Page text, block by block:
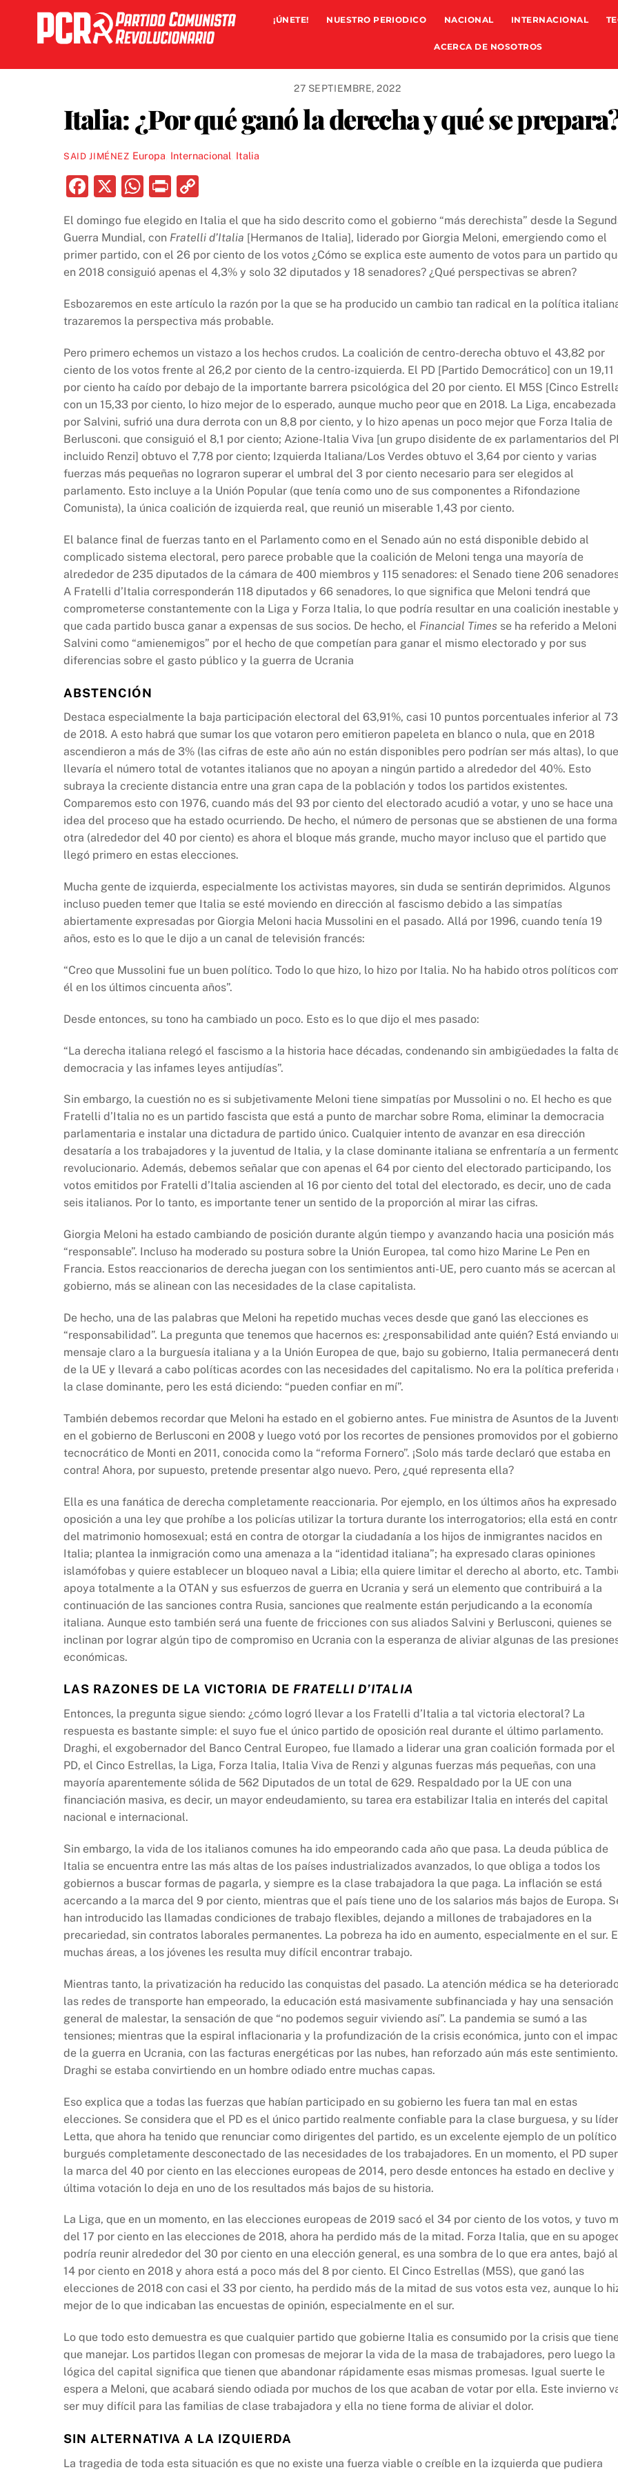
content
¡ÚNETE! NUESTRO PERIODICO NACIONAL INTERNACIONAL
ACERCA DE NOSOTROS
27 SEPTIEMBRE, 2022
Italia: ¿Por qué ganó la derecha y qué se
SAID JIMÉNEZ Europa Internacional, Italia
F
c
e
b
o
o
X
W
at
s
A
p
p
P
nt p
y
Li
n
k
El domingo fue elegido en Italia el que ha sido descrito como el gobierno “más derechista” desde la
Guerra Mundial, con Fratelli d’Italia [Hermanos de Italia], liderado por Giorgia Meloni, emergiendo como el
primer partido, con el 26 por ciento de los votos ¿Cómo se explica este aumento de votos para un partido
en 2018 consiguió apenas el 4,3% y solo 32 diputados y 18 senadores? ¿Qué perspectivas se abren?
Esbozaremos en este artículo la razón por la que se ha producido un cambio tan radical en la política
trazaremos la perspectiva más probable.
Pero primero echemos un vistazo a los hechos crudos. La coalición de centro-derecha obtuvo el 43,82 por
ciento de los votos frente al 26,2 por ciento de la centro-izquierda. El PD [Partido Democrático] con un 19,11
por ciento ha caído por debajo de la importante barrera psicológica del 20 por ciento. El M5S [Cinco
con un 15,33 por ciento, lo hizo mejor de lo esperado, aunque mucho peor que en 2018. La Liga, encabezada
por Salvini, sufrió una dura derrota con un 8,8 por ciento, y lo hizo apenas un poco mejor que Forza Italia de
Berlusconi. que consiguió el 8,1 por ciento; Azione-Italia Viva [un grupo disidente de ex parlamentarios del
incluido Renzi] obtuvo el 7,78 por ciento; Izquierda Italiana/Los Verdes obtuvo el 3,64 por ciento y varias
fuerzas más pequeñas no lograron superar el umbral del 3 por ciento necesario para ser elegidos al
parlamento. Esto incluye a la Unión Popular (que tenía como uno de sus componentes a Rifondazione
Comunista), la única coalición de izquierda real, que reunió un miserable 1,43 por ciento.
El balance final de fuerzas tanto en el Parlamento como en el Senado aún no está disponible debido al
complicado sistema electoral, pero parece probable que la coalición de Meloni tenga una mayoría de
alrededor de 235 diputados de la cámara de 400 miembros y 115 senadores: el Senado tiene 206
A Fratelli d’Italia corresponderán 118 diputados y 66 senadores, lo que significa que Meloni tendrá que
comprometerse constantemente con la Liga y Forza Italia, lo que podría resultar en una coalición inestable
que cada partido busca ganar a expensas de sus socios. De hecho, el Financial Times se ha referido a
Salvini como “amienemigos” por el hecho de que competían para ganar el mismo electorado y por sus
diferencias sobre el gasto público y la guerra de Ucrania
ABSTENCIÓN
Destaca especialmente la baja participación electoral del 63,91%, casi 10 puntos porcentuales inferior al
de 2018. A esto habrá que sumar los que votaron pero emitieron papeleta en blanco o nula, que en 2018
ascendieron a más de 3% (las cifras de este año aún no están disponibles pero podrían ser más altas), lo que
llevaría el número total de votantes italianos que no apoyan a ningún partido a alrededor del 40%. Esto
subraya la creciente distancia entre una gran capa de la población y todos los partidos existentes.
Comparemos esto con 1976, cuando más del 93 por ciento del electorado acudió a votar, y uno se hace una
idea del proceso que ha estado ocurriendo. De hecho, el número de personas que se abstienen de una
otra (alrededor del 40 por ciento) es ahora el bloque más grande, mucho mayor incluso que el partido que
llegó primero en estas elecciones.
Mucha gente de izquierda, especialmente los activistas mayores, sin duda se sentirán deprimidos. Algunos
incluso pueden temer que Italia se esté moviendo en dirección al fascismo debido a las simpatías
abiertamente expresadas por Giorgia Meloni hacia Mussolini en el pasado. Allá por 1996, cuando tenía 19
años, esto es lo que le dijo a un canal de televisión francés:
“Creo que Mussolini fue un buen político. Todo lo que hizo, lo hizo por Italia. No ha habido otros políticos
él en los últimos cincuenta años”.
Desde entonces, su tono ha cambiado un poco. Esto es lo que dijo el mes pasado:
“La derecha italiana relegó el fascismo a la historia hace décadas, condenando sin ambigüedades la falta
democracia y las infames leyes antijudías”.
Sin embargo, la cuestión no es si subjetivamente Meloni tiene simpatías por Mussolini o no. El hecho es que
Fratelli d’Italia no es un partido fascista que está a punto de marchar sobre Roma, eliminar la democracia
parlamentaria e instalar una dictadura de partido único. Cualquier intento de avanzar en esa dirección
desataría a los trabajadores y la juventud de Italia, y la clase dominante italiana se enfrentaría a un
revolucionario. Además, debemos señalar que con apenas el 64 por ciento del electorado participando, los
votos emitidos por Fratelli d’Italia ascienden al 16 por ciento del total del electorado, es decir, uno de cada
seis italianos. Por lo tanto, es importante tener un sentido de la proporción al mirar las cifras.
Giorgia Meloni ha estado cambiando de posición durante algún tiempo y avanzando hacia una posición más
“responsable”. Incluso ha moderado su postura sobre la Unión Europea, tal como hizo Marine Le Pen en
Francia. Estos reaccionarios de derecha juegan con los sentimientos anti-UE, pero cuanto más se acercan al
gobierno, más se alinean con las necesidades de la clase capitalista.
De hecho, una de las palabras que Meloni ha repetido muchas veces desde que ganó las elecciones es
“responsabilidad”. La pregunta que tenemos que hacernos es: ¿responsabilidad ante quién? Está enviando
mensaje claro a la burguesía italiana y a la Unión Europea de que, bajo su gobierno, Italia permanecerá
de la UE y llevará a cabo políticas acordes con las necesidades del capitalismo. No era la política preferida
la clase dominante, pero les está diciendo: “pueden confiar en mí”.
También debemos recordar que Meloni ha estado en el gobierno antes. Fue ministra de Asuntos de la
en el gobierno de Berlusconi en 2008 y luego votó por los recortes de pensiones promovidos por el gobierno
tecnocrático de Monti en 2011, conocida como la “reforma Fornero”. ¡Solo más tarde declaró que estaba en
contra! Ahora, por supuesto, pretende presentar algo nuevo. Pero, ¿qué representa ella?
Ella es una fanática de derecha completamente reaccionaria. Por ejemplo, en los últimos años ha expresado
oposición a una ley que prohíbe a los policías utilizar la tortura durante los interrogatorios; ella está en
del matrimonio homosexual; está en contra de otorgar la ciudadanía a los hijos de inmigrantes nacidos en
Italia; plantea la inmigración como una amenaza a la “identidad italiana”; ha expresado claras opiniones
islamófobas y quiere establecer un bloqueo naval a Libia; ella quiere limitar el derecho al aborto, etc.
apoya totalmente a la OTAN y sus esfuerzos de guerra en Ucrania y será un elemento que contribuirá a la
continuación de las sanciones contra Rusia, sanciones que realmente están perjudicando a la economía
italiana. Aunque esto también será una fuente de fricciones con sus aliados Salvini y Berlusconi, quienes se
inclinan por lograr algún tipo de compromiso en Ucrania con la esperanza de aliviar algunas de las
económicas.
LAS RAZONES DE LA VICTORIA DE FRATELLI D’ITALIA
Entonces, la pregunta sigue siendo: ¿cómo logró llevar a los Fratelli d’Italia a tal victoria electoral? La
respuesta es bastante simple: el suyo fue el único partido de oposición real durante el último parlamento.
Draghi, el exgobernador del Banco Central Europeo, fue llamado a liderar una gran coalición formada por el
PD, el Cinco Estrellas, la Liga, Forza Italia, Italia Viva de Renzi y algunas fuerzas más pequeñas, con una
mayoría aparentemente sólida de 562 Diputados de un total de 629. Respaldado por la UE con una
financiación masiva, es decir, un mayor endeudamiento, su tarea era estabilizar Italia en interés del capital
nacional e internacional.
Sin embargo, la vida de los italianos comunes ha ido empeorando cada año que pasa. La deuda pública de
Italia se encuentra entre las más altas de los países industrializados avanzados, lo que obliga a todos los
gobiernos a buscar formas de pagarla, y siempre es la clase trabajadora la que paga. La inflación se está
acercando a la marca del 9 por ciento, mientras que el país tiene uno de los salarios más bajos de Europa.
han introducido las llamadas condiciones de trabajo flexibles, dejando a millones de trabajadores en la
precariedad, sin contratos laborales permanentes. La pobreza ha ido en aumento, especialmente en el sur.
muchas áreas, a los jóvenes les resulta muy difícil encontrar trabajo.
Mientras tanto, la privatización ha reducido las conquistas del pasado. La atención médica se ha
las redes de transporte han empeorado, la educación está masivamente subfinanciada y hay una sensación
general de malestar, la sensación de que “no podemos seguir viviendo así”. La pandemia se sumó a las
tensiones; mientras que la espiral inflacionaria y la profundización de la crisis económica, junto con el
de la guerra en Ucrania, con las facturas energéticas por las nubes, han reforzado aún más este sentimiento.
Draghi se estaba convirtiendo en un hombre odiado entre muchas capas.
Eso explica que a todas las fuerzas que habían participado en su gobierno les fuera tan mal en estas
elecciones. Se considera que el PD es el único partido realmente confiable para la clase burguesa, y su líder
Letta, que ahora ha tenido que renunciar como dirigentes del partido, es un excelente ejemplo de un político
burgués completamente desconectado de las necesidades de los trabajadores. En un momento, el PD
la marca del 40 por ciento en las elecciones europeas de 2014, pero desde entonces ha estado en declive y
última votación lo deja en uno de los resultados más bajos de su historia.
La Liga, que en un momento, en las elecciones europeas de 2019 sacó el 34 por ciento de los votos, y tuvo
del 17 por ciento en las elecciones de 2018, ahora ha perdido más de la mitad. Forza Italia, que en su
podría reunir alrededor del 30 por ciento en una elección general, es una sombra de lo que era antes, bajó al
14 por ciento en 2018 y ahora está a poco más del 8 por ciento. El Cinco Estrellas (M5S), que ganó las
elecciones de 2018 con casi el 33 por ciento, ha perdido más de la mitad de sus votos esta vez, aunque lo
mejor de lo que indicaban las encuestas de opinión, especialmente en el sur.
Lo que todo esto demuestra es que cualquier partido que gobierne Italia es consumido por la crisis que
que manejar. Los partidos llegan con promesas de mejorar la vida de la masa de trabajadores, pero luego la
lógica del capital significa que tienen que abandonar rápidamente esas mismas promesas. Igual suerte le
espera a Meloni, que acabará siendo odiada por muchos de los que acaban de votar por ella. Este invierno
ser muy difícil para las familias de clase trabajadora y ella no tiene forma de aliviar el dolor.
SIN ALTERNATIVA A LA IZQUIERDA
La tragedia de toda esta situación es que no existe una fuerza viable o creíble en la izquierda que pudiera